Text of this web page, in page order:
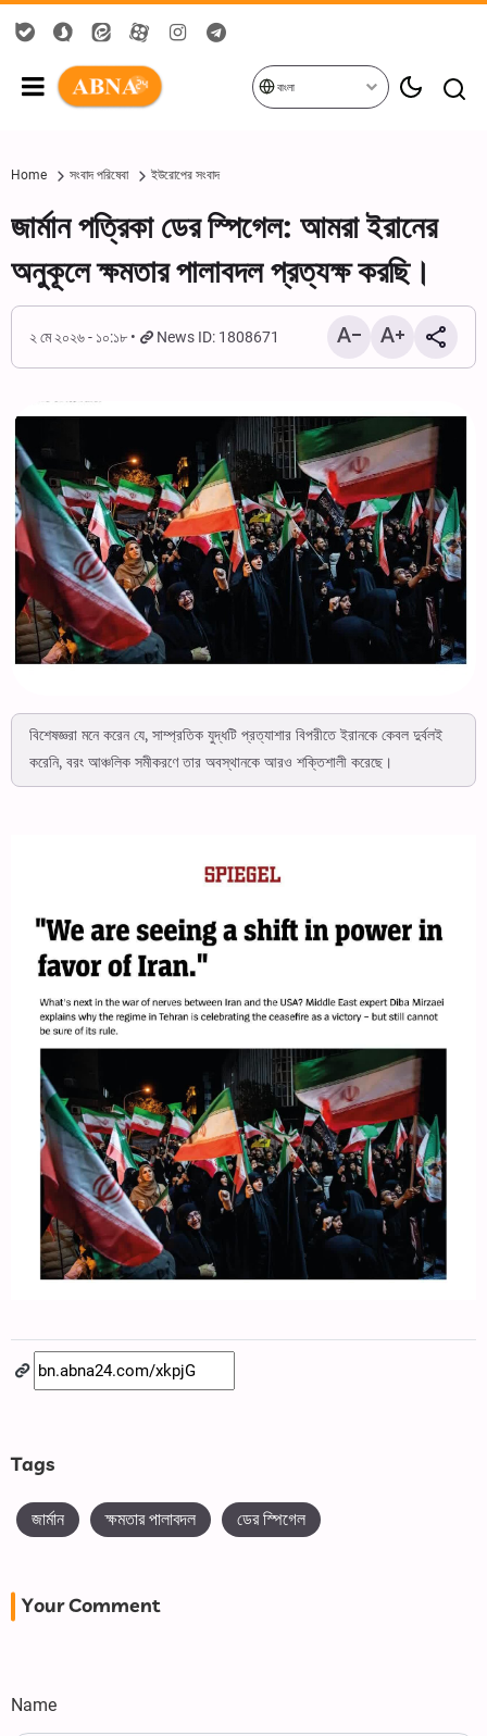
বাংলা
Home সংবাদ পরিষেবা ইউরোপের সংবাদ
জার্মান পত্রিকা ডের স্পিগেল: আমরা ইরানের
অনুকূলে ক্ষমতার পালাবদল প্রত্যক্ষ করছি।
২ মে ২০২৬ - ১০:১৮ News ID: 1808671
বিশেষজ্ঞরা মনে করেন যে, সাম্প্রতিক যুদ্ধটি প্রত্যাশার বিপরীতে ইরানকে কেবল দুর্বলই
করেনি, বরং আঞ্চলিক সমীকরণে তার অবস্থানকে আরও শক্তিশালী করেছে।
Tags
জার্মান ক্ষমতার পালাবদল ডের স্পিগেল
Your Comment
Name